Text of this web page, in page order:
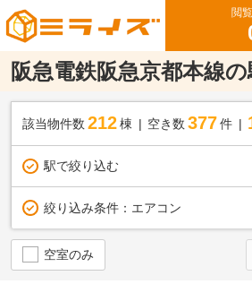
閲
阪急電鉄阪急京都本線
該当物件数 212棟 空き数 377 件
駅で絞り込む
絞り込み条件： エアコン
空室のみ